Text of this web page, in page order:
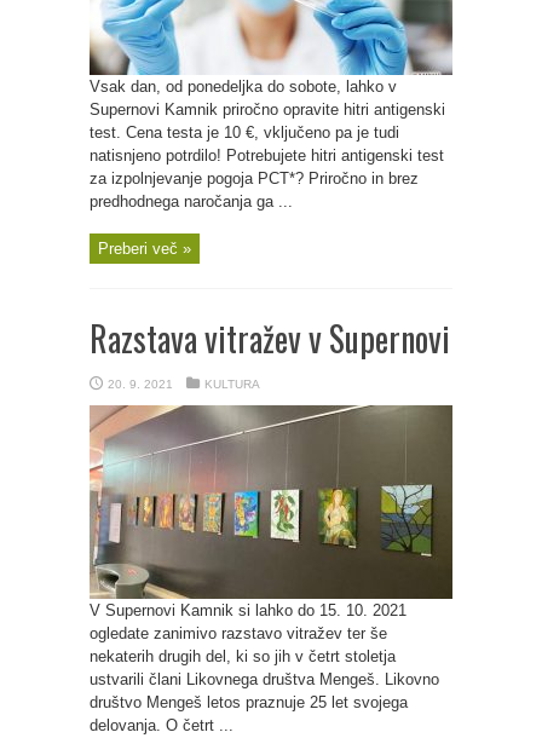
Vsak dan, od ponedeljka do sobote, lahko v
Supernovi Kamnik priročno opravite hitri antigenski
test. Cena testa je 10 €, vključeno pa je tudi
natisnjeno potrdilo! Potrebujete hitri antigenski test
za izpolnjevanje pogoja PCT*? Priročno in brez
predhodnega naročanja ga ...
Preberi več »
Razstava vitražev v Supernovi
20. 9. 2021 KULTURA
V Supernovi Kamnik si lahko do 15. 10. 2021
ogledate zanimivo razstavo vitražev ter še
nekaterih drugih del, ki so jih v četrt stoletja
ustvarili člani Likovnega društva Mengeš. Likovno
društvo Mengeš letos praznuje 25 let svojega
delovanja. O četrt ...